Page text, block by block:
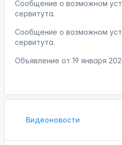
Сообщение о возможном
сервитута.
Сообщение о возможном
сервитута.
Объявление от 19 января
Видеоновости